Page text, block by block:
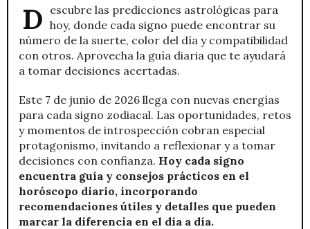
Descubre las predicciones astrológicas para hoy, donde cada signo puede encontrar su
número de la suerte, color del día y compatibilidad
con otros. Aprovecha la guía diaria que te ayudará
a tomar decisiones acertadas.
Este 7 de junio de 2026 llega con nuevas energías
para cada signo zodiacal. Las oportunidades, retos
y momentos de introspección cobran especial
protagonismo, invitando a reflexionar y a tomar
decisiones con confianza. Hoy cada signo
encuentra guía y consejos prácticos en el
horóscopo diario, incorporando
recomendaciones útiles y detalles que pueden
marcar la diferencia en el día a día.